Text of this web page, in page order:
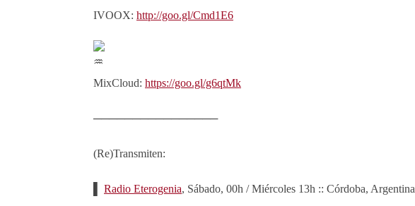
IVOOX: http://goo.gl/Cmd1E6
MixCloud: https://goo.gl/g6qtMk
────────────────
(Re)Transmiten:
Radio Eterogenia, Sábado, 00h / Miércoles 13h :: Córdoba, Argentina